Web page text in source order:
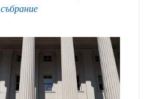
събрание